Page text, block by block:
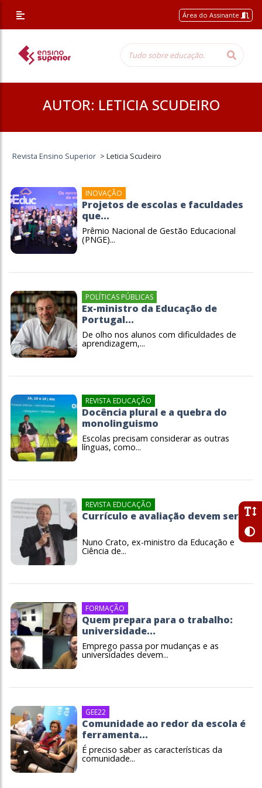
Área do Assinante
AUTOR: LETICIA SCUDEIRO
Revista Ensino Superior > Leticia Scudeiro
INOVAÇÃO
Projetos de escolas e faculdades
que...
Prêmio Nacional de Gestão Educacional
(PNGE)...
POLÍTICAS PÚBLICAS
Ex-ministro da Educação de
Portugal...
De olho nos alunos com dificuldades de
aprendizagem,...
REVISTA EDUCAÇÃO
Docência plural e a quebra do
monolinguismo
Escolas precisam considerar as outras
línguas, como...
REVISTA EDUCAÇÃO
Currículo e avaliação devem ser...
Nuno Crato, ex-ministro da Educação e
Ciência de...
FORMAÇÃO
Quem prepara para o trabalho:
universidade...
Emprego passa por mudanças e as
universidades devem...
GEE22
Comunidade ao redor da escola é
ferramenta...
É preciso saber as características da
comunidade...